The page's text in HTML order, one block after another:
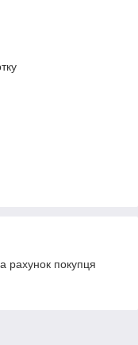
рахунок покупця